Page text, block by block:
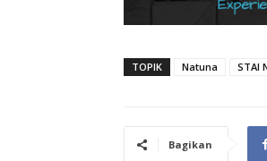
TOPIK Natuna STAI
Bagikan